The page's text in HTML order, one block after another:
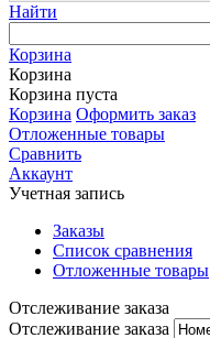
Найти
Корзина
Корзина
Корзина пуста
Корзина Оформить заказ
Отложенные товары
Сравнить
Аккаунт
Учетная запись
Заказы
Список сравнения
Отложенные товары
Отслеживание заказа
Отслеживание заказа